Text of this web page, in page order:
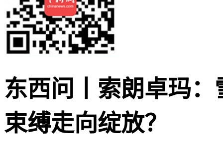
东西问丨索朗卓玛
束缚走向绽放？